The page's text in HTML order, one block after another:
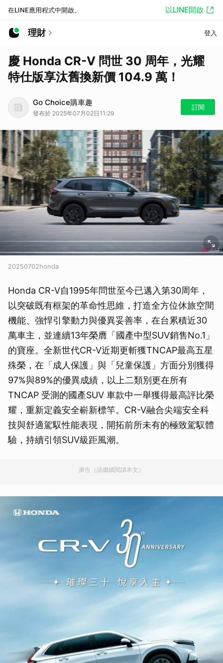
在LINE應用程式中開啟。 以LINE開啟
理財 登入
慶 Honda CR-V 問世 30 周年，光耀
特仕版享汰舊換新價 104.9 萬！
Go Choice購車趣
發布於 2025年07月02日11:29
訂閱
20250702honda
Honda CR-V自1995年問世至今已邁入第30周年，
以突破既有框架的革命性思維，打造全方位休旅空間
機能、強悍引擎動力與優異妥善率，在台累積近30
萬車主，並連續13年榮膺「國產中型SUV銷售No.1」
的寶座。全新世代CR-V近期更斬獲TNCAP最高五星
殊榮，在「成人保護」與「兒童保護」方面分別獲得
97%與89%的優異成績，以上二類別更在所有
TNCAP 受測的國產SUV 車款中一舉獲得最高評比榮
耀，重新定義安全嶄新標竿。CR-V融合尖端安全科
技與舒適駕馭性能表現，開拓前所未有的極致駕馭體
驗，持續引領SUV級距風潮。
廣告（請繼續閱讀本文）